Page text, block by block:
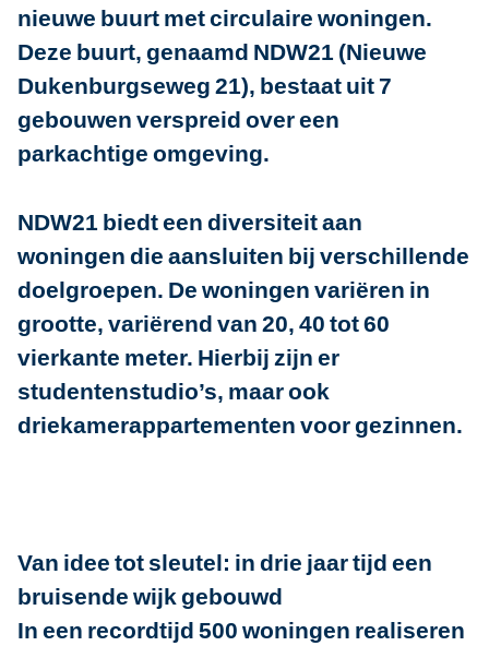
nieuwe buurt met circulaire woningen.
Deze buurt, genaamd NDW21 (Nieuwe
Dukenburgseweg 21), bestaat uit 7
gebouwen verspreid over een
parkachtige omgeving.
NDW21 biedt een diversiteit aan
woningen die aansluiten bij verschillende
doelgroepen. De woningen variëren in
grootte, variërend van 20, 40 tot 60
vierkante meter. Hierbij zijn er
studentenstudio’s, maar ook
driekamerappartementen voor gezinnen.
Van idee tot sleutel: in drie jaar tijd een
bruisende wijk gebouwd
In een recordtijd 500 woningen realiseren